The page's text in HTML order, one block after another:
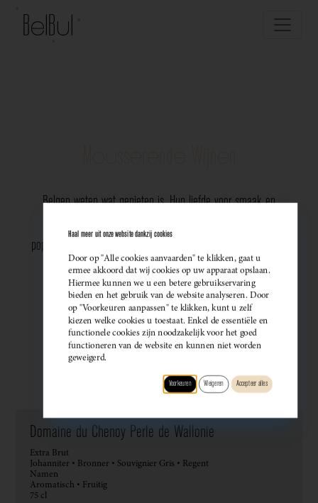
Belgen weten wat genieten is. Hun liefde voor smaak en
populariteit van Belgische mousserende wijnen. Meer dan ooit
kiezen ze bewust voor lokale bubbels — ideaal als
sprankelend aperitief of als verfijnde match bij een
gastronomisch diner. Santé!
Wijndomein
Smaak
Domaine du Chenoy Perle de Wallonie
Extra Brut
Johanniter • Bronner • Souvignier Gris • Regent
Namen
Aromatisch • Fruitig
75 cl
Haal meer uit onze website dankzij cookies
Door op "Alle cookies aanvaarden" te klikken, gaat u
ermee akkoord dat wij cookies op uw apparaat opslaan.
Hiermee kunnen we u een betere gebruikservaring
bieden en het gebruik van de website analyseren. Door
op "Voorkeuren aanpassen" te klikken, kunt u zelf
kiezen welke cookies u toestaat. Enkel de essentiële en
functionele cookies zijn noodzakelijk voor het goed
functioneren van de website en kunnen niet worden
geweigerd.
Voorkeuren Weigeren Accepteer alles